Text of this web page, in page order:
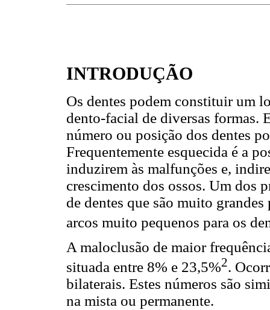
INTRODUÇÃO
Os dentes podem constituir um
dento-facial de diversas formas.
número ou posição dos dentes
Frequentemente esquecida é a
induzirem às malfunções e,
crescimento dos ossos. Um dos
de dentes que são muito
arcos muito pequenos para os
A maloclusão de maior
situada entre 8% e 23,5%2.
bilaterais. Estes números são
na mista ou permanente.